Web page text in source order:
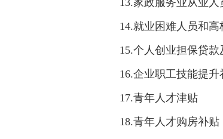
13.家政服务业从业
14.就业困难人员和
15.个人创业担保贷款
16.企业职工技能提升
17.青年人才津贴
18.青年人才购房补贴